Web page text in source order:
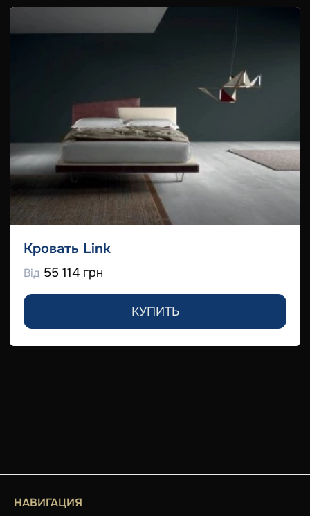
Кровать Link
Від 55 114 грн
КУПИТЬ
НАВИГАЦИЯ